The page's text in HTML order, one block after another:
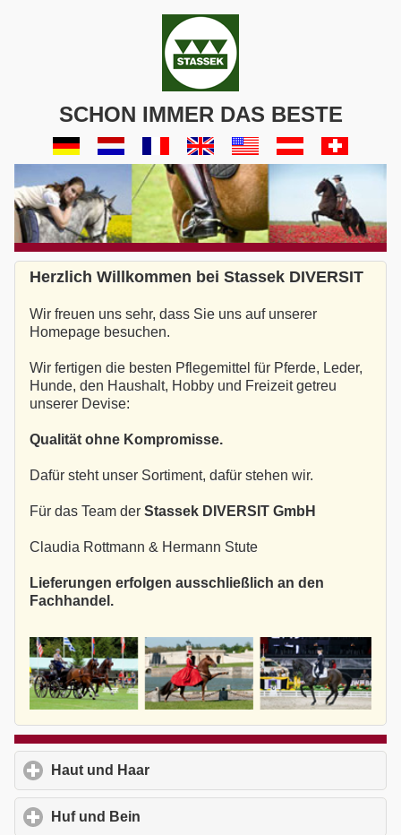
SCHON IMMER DAS BESTE
Herzlich Willkommen bei Stassek DIVERSIT
Wir freuen uns sehr, dass Sie uns auf unserer
Homepage besuchen.
Wir fertigen die besten Pflegemittel für Pferde, Leder,
Hunde, den Haushalt, Hobby und Freizeit getreu
unserer Devise:
Qualität ohne Kompromisse.
Dafür steht unser Sortiment, dafür stehen wir.
Für das Team der Stassek DIVERSIT GmbH
Claudia Rottmann & Hermann Stute
Lieferungen erfolgen ausschließlich an den
Fachhandel.
Haut und Haar
Huf und Bein